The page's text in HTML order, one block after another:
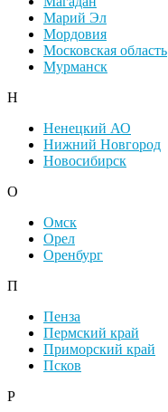
Марий Эл
Мордовия
Московская область
Мурманск
Н
Ненецкий АО
Нижний Новгород
Новосибирск
О
Омск
Орел
Оренбург
П
Пенза
Пермский край
Приморский край
Псков
Р